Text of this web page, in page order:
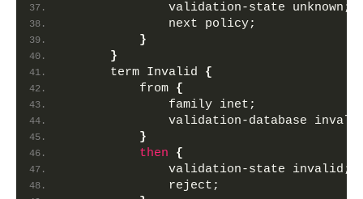
              validation-state unknown;
              next policy;
}
}
      term Invalid
{
          from
{
              family inet;
validation-database
}
then
{
              validation-state invalid;
              reject;